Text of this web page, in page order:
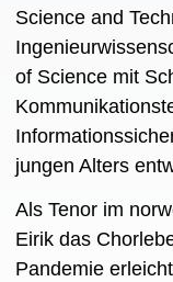
Science and
of Science mit
jungen Alters
Als Tenor im
Eirik das
Pandemie